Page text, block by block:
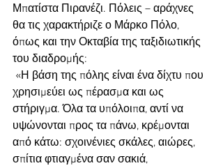
Μπατίστα Πιρανέζι. Πόλεις – αράχνες
θα τις χαρακτήριζε ο Μάρκο Πόλο,
όπως και την Οκταβία της ταξιδιωτικής
του διαδρομής:
χρησιμεύει ως πέρασμα και ως
στήριγμα. Όλα τα υπόλοιπα, αντί να
υψώνονται προς τα πάνω, κρέμονται
από κάτω: σχοινένιες σκάλες, αιώρες,
σπίτια φτιαγμένα σαν σακιά,